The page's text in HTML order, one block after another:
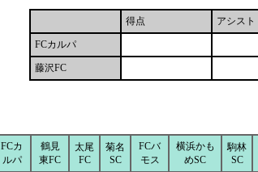
得点 アシスト
FCカルパ
藤沢FC
FCカ
ルパ
鶴見
東FC
太尾
FC
菊名
SC
FCバ
モス
横浜かも
めSC
駒林
SC